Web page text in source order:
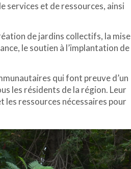
services et de ressources, ainsi
de jardins collectifs, la mise
le soutien à l’implantation de
qui font preuve d’un
les résidents de la région. Leur
ressources nécessaires pour